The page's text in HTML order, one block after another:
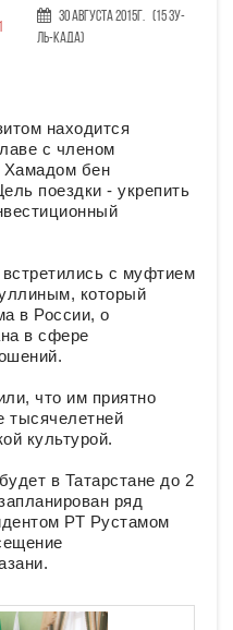
30 Августа 2015г. (15 Зу-
ль-када)
находится
с членом
Хамадом бен
поездки - укрепить
с муфтием
который
в России, о
в сфере
что им приятно
тысячелетней
культурой.
в Татарстане до 2
ряд
РТ Рустамом